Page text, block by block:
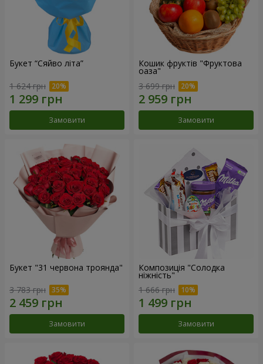
Букет “Сяйво літа”
1 624 грн
Замовити
Кошик фруктів "Фруктова
оаза"
3 699 грн
Замовити
Букет "31 червона троянда"
3 783 грн
Замовити
Композиція "Солодка
ніжність"
1 666 грн
Замовити